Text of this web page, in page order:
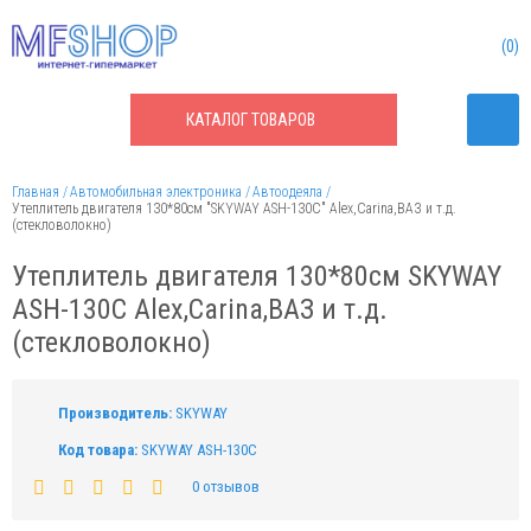
КАТАЛОГТОВАРОВ
0
Главная Автомобильная электроника
Автоодеяла
Утеплитель двигателя 130*80см "SKYWAY ASH-130C" Alex,Carina,ВАЗ и т.д.
(стекловолокно)
Утеплитель двигателя 130*80см SKYWAY
ASH-130C Alex,Carina,ВАЗ и т.д.
(стекловолокно)
Производитель: SKYWAY
Код товара: SKYWAY ASH-130C
0 отзывов